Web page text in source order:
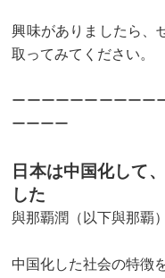
興味がありましたら、
取ってみてください。
ーーーーーーーーーー
ーーーー
日本は中国化して
した
與那覇潤（以下與那覇
中国化した社会の特徴